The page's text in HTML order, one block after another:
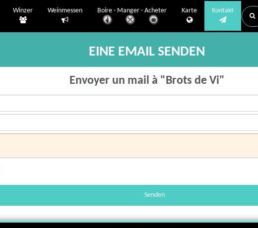
Winzer Weinmessen Boire - Manger - Acheter Karte Kontakt
EINE EMAIL SENDEN
Envoyer un mail à "Brots de Vi"
Senden